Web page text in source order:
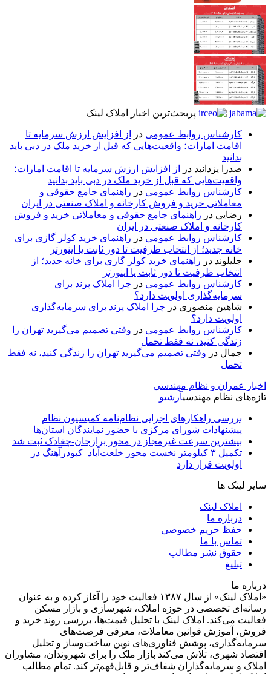
پربحث‌ترین اخبار املاک لینک
کارشناس روابط عمومی در
از افزایش ارزش سرمایه تا
اقامت امارات؛ واقعیت‌هایی که قبل از خرید ملک در دبی باید
بدانید
صدرا یزدانبد در
از افزایش ارزش سرمایه تا اقامت امارات؛
واقعیت‌هایی که قبل از خرید ملک در دبی باید بدانید
کارشناس روابط عمومی در راهنمای جامع حقوقی و
معاملاتی خرید و فروش کارخانه و املاک صنعتی در ایران
رضایی در راهنمای جامع حقوقی و معاملاتی خرید و فروش
کارخانه و املاک صنعتی در ایران
کارشناس روابط عمومی در راهنمای خرید کولر گازی برای
خانه جدید؛ از انتخاب ظرفیت تا دور ثابت یا اینورتر
جلیلوند در راهنمای خرید کولر گازی برای خانه جدید؛ از
انتخاب ظرفیت تا دور ثابت یا اینورتر
کارشناس روابط عمومی در چرا املاک پرند برای
سرمایه‌گذاری اولویت دارد؟
شاهین منصوری در چرا املاک پرند برای سرمایه‌گذاری
اولویت دارد؟
کارشناس روابط عمومی در وقتی تصمیم می‌گیرید تهران را
زندگی کنید، نه فقط تحمل
جمال در وقتی تصمیم می‌گیرید تهران را زندگی کنید، نه فقط
تحمل
اخبار عمران و نظام مهندسی
تازه‌های نظام مهندسیآرشیو
بررسی راهکارهای اجرایی نظام‌نامه کمیسیون نظام
پیشنهادات شورای مرکزی با حضور نمایندگان استان‌ها
بیشترین سرعت غیرمجاز در محور برازجان-چغادک ثبت شد
تکمیل ۳ کیلومتر نخست محور خلعت‌آباد–کبودرآهنگ در
اولویت قرار دارد
سایر لینک ها
املاک لینک
درباره ما
حفظ حریم خصوصی
تماس با ما
حقوق نشر مطالب
تبلیغ
درباره ما
«املاک لینک» از سال ۱۳۸۷ فعالیت خود را آغاز کرده و به عنوان
رسانه‌ای تخصصی در حوزه املاک، شهرسازی و بازار مسکن
فعالیت می‌کند. املاک لینک با تحلیل قیمت‌ها، بررسی روند خرید و
فروش، آموزش قوانین معاملات، معرفی فرصت‌های
سرمایه‌گذاری، پوشش فناوری‌های نوین ساخت‌وساز و تحلیل
اقتصاد شهری، تلاش می‌کند بازار ملک را برای شهروندان، مشاوران
املاک و سرمایه‌گذاران شفاف‌تر و قابل‌فهم‌تر کند. تمام مطالب